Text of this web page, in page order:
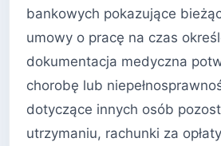
bankowych pokazujące
umowy o pracę na czas
dokumentacja medyczna
chorobę lub
dotyczące innych osób
utrzymaniu, rachunki za